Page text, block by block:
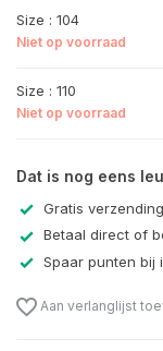
Size : 104
Niet op voorraad
Size : 110
Niet op voorraad
Dat is nog eens
Gratis
Betaal direct of
Spaar punten bij
Aan verlanglijst